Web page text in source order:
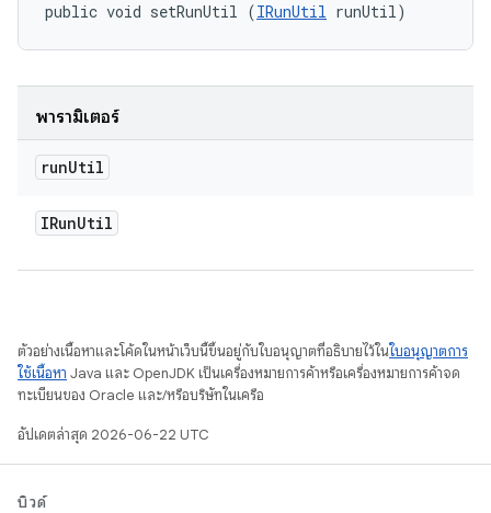
public void setRunUtil (IRunUtil runUtil)
พารามิเตอร์
runUtil
IRunUtil
ตัวอย่างเนื้อหาและโค้ดในหน้าเว็บนี้ขึ้นอยู่กับใบอนุญาตที่อธิบายไว้ในใบอนุญาตการ
ใช้เนื้อหา Java และ OpenJDK เป็นเครื่องหมายการค้าหรือเครื่องหมายการค้าจด
ทะเบียนของ Oracle และ/หรือบริษัทในเครือ
อัปเดตล่าสุด 2026-06-22 UTC
บิวด์